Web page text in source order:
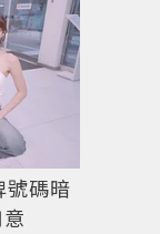
號碼暗